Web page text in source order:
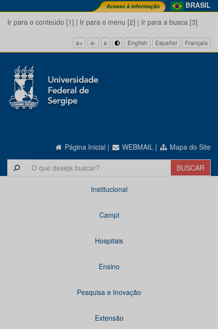
BRASIL
Ir para o conteúdo [1] | Ir para o menu [2] | Ir para a busca [3]
a+ a- a English Español Français
Página Inicial | WEBMAIL | Mapa do Site
Institucional
Campi
Hospitais
Ensino
Pesquisa e Inovação
Extensão